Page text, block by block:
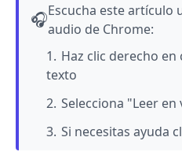
🎧Escucha este artículo
audio de Chrome:
Haz clic derecho
texto
Selecciona "Leer en
Si necesitas ayuda